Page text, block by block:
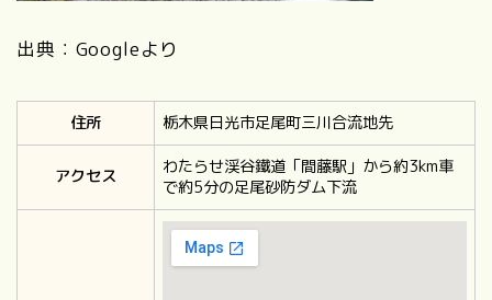
出典：Googleより
住所 栃木県日光市足尾町三川合流地先
アクセス
わたらせ渓谷鐵道「間藤駅」から約3km車
で約5分の足尾砂防ダム下流